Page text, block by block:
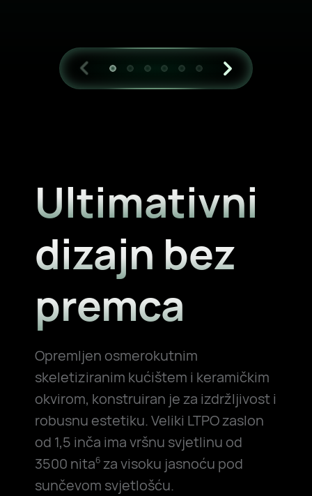
Ultimativni
dizajn bez
premca
Opremljen osmerokutnim
skeletiziranim kućištem i keramičkim
okvirom, konstruiran je za izdržljivost i
robusnu estetiku. Veliki LTPO zaslon
od 1,5 inča ima vršnu svjetlinu od
3500 nita6za visoku jasnoću pod
sunčevom svjetlošću.